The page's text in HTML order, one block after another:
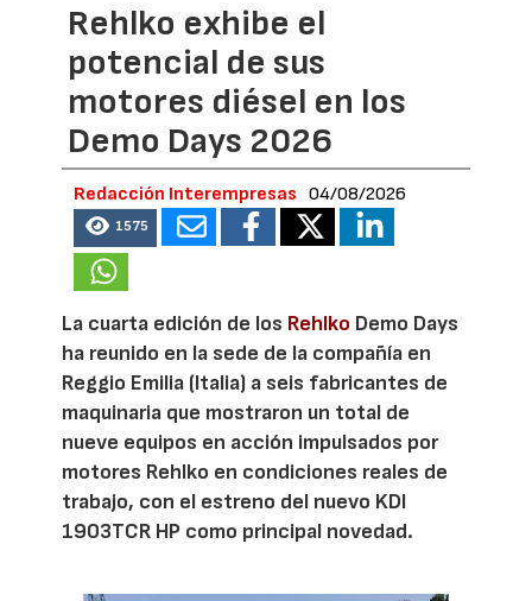
Rehlko exhibe el
potencial de sus
motores diésel en los
Demo Days 2026
Redacción Interempresas 04/08/2026
1575
La cuarta edición de los Rehlko Demo Days
ha reunido en la sede de la compañía en
Reggio Emilia (Italia) a seis fabricantes de
maquinaria que mostraron un total de
nueve equipos en acción impulsados por
motores Rehlko en condiciones reales de
trabajo, con el estreno del nuevo KDI
1903TCR HP como principal novedad.